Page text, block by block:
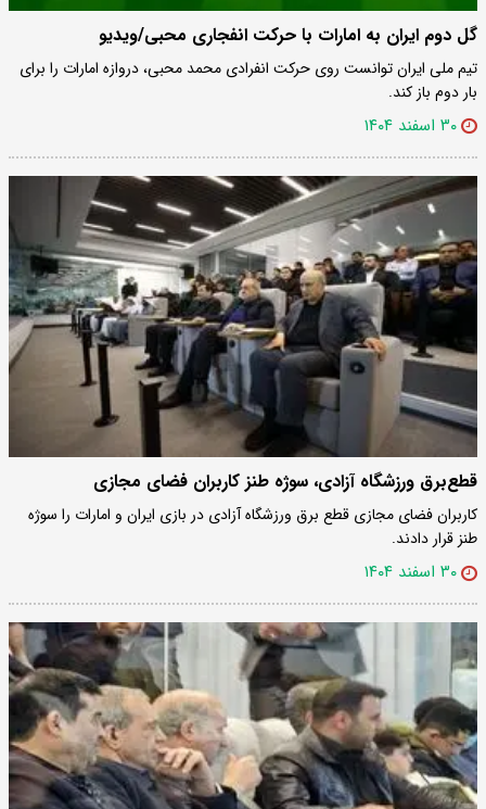
گل دوم ایران به امارات با حرکت انفجاری محبی/ویدیو
تیم ملی ایران توانست روی حرکت انفرادی محمد محبی، دروازه امارات را برای
بار دوم باز کند.
۳۰ اسفند ۱۴۰۴
قطع‌برق ورزشگاه آزادی، سوژه طنز کاربران فضای مجازی
کاربران فضای مجازی قطع برق ورزشگاه آزادی در بازی ایران و امارات را سوژه
طنز قرار دادند.
۳۰ اسفند ۱۴۰۴